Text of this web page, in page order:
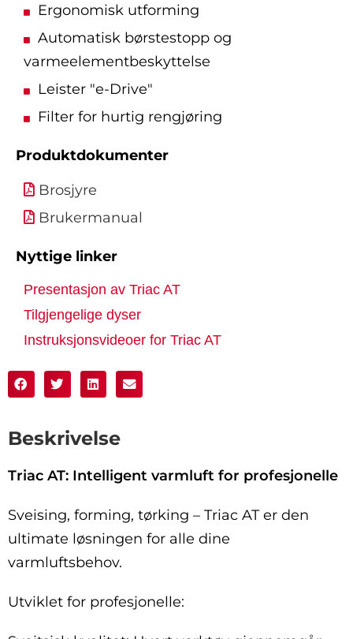
Ergonomisk utforming
Automatisk børstestopp og
varmeelementbeskyttelse
Leister "e-Drive"
Filter for hurtig rengjøring
Produktdokumenter
Brosjyre
Brukermanual
Nyttige linker
Presentasjon av Triac AT
Tilgjengelige dyser
Instruksjonsvideoer for Triac AT
Beskrivelse
Triac AT: Intelligent varmluft for profesjonelle
Sveising, forming, tørking – Triac AT er den
ultimate løsningen for alle dine
varmluftsbehov.
Utviklet for profesjonelle: